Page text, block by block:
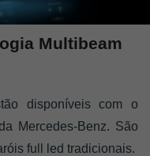
Multibeam
disponíveis com o
Mercedes-Benz. São
full led tradicionais.